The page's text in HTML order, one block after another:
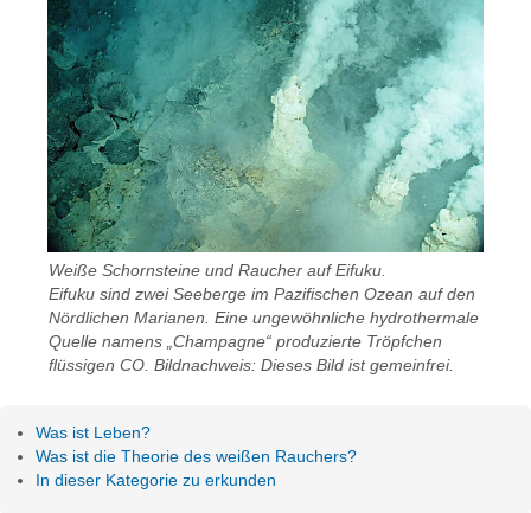
Weiße Schornsteine ​​und Raucher auf Eifuku.
Eifuku sind zwei Seeberge im Pazifischen Ozean auf den
Nördlichen Marianen. Eine ungewöhnliche hydrothermale
Quelle namens „Champagne“ produzierte Tröpfchen
flüssigen CO. Bildnachweis: Dieses Bild ist gemeinfrei.
Was ist Leben?
Was ist die Theorie des weißen Rauchers?
In dieser Kategorie zu erkunden